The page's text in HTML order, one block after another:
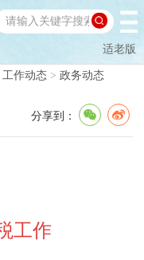
适老版
工作动态 > 政务动态
分享到：
工作